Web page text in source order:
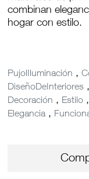
combinan
hogar con estilo.
PujolIluminación ,
DiseñoDeInteriores ,
Decoración , Estilo
Elegancia ,